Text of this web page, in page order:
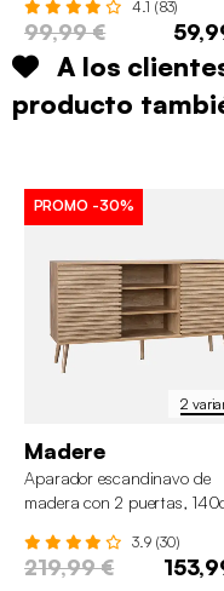
4.1 (83)
99,99 €
A los
producto
2
PROMO -30%
Madere
Aparador escandinavo de
madera con 2 puertas,
3.9 (30)
219,99 €